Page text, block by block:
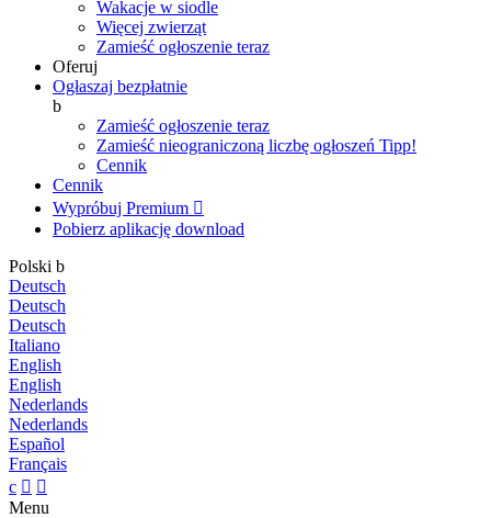
Wakacje w siodle
Więcej zwierząt
Zamieść ogłoszenie teraz
Oferuj
Ogłaszaj bezpłatnie
b
Zamieść ogłoszenie teraz
Zamieść nieograniczoną liczbę ogłoszeń Tipp!
Cennik
Cennik
Wypróbuj Premium 
Pobierz aplikację download
Polski b
Deutsch
Deutsch
Deutsch
Italiano
English
English
Nederlands
Nederlands
Español
Français
c  
Menu